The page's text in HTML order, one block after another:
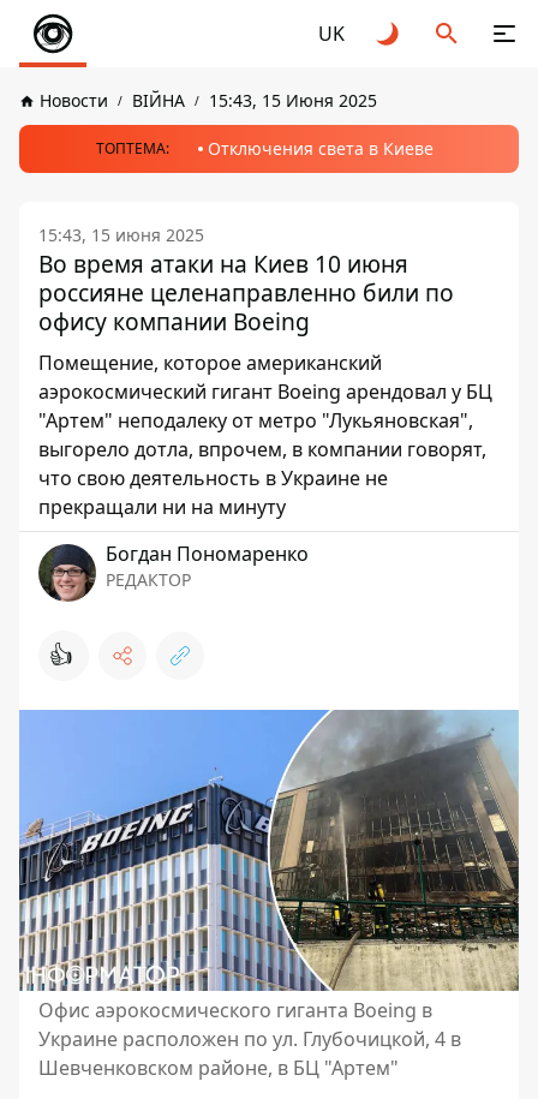
UK
Новости ВІЙНА 15:43, 15 Июня 2025
ТОПТЕМА: Отключения света в Киеве
15:43, 15 июня 2025
Во время атаки на Киев 10 июня
россияне целенаправленно били по
офису компании Boeing
Помещение, которое американский
аэрокосмический гигант Boeing арендовал у БЦ
"Артем" неподалеку от метро "Лукьяновская",
выгорело дотла, впрочем, в компании говорят,
что свою деятельность в Украине не
прекращали ни на минуту
Богдан Пономаренко
РЕДАКТОР
👍
Офис аэрокосмического гиганта Boeing в
Украине расположен по ул. Глубочицкой, 4 в
Шевченковском районе, в БЦ "Артем"